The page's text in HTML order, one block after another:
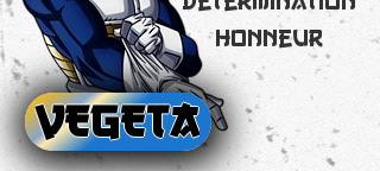
honneur
VEGETA